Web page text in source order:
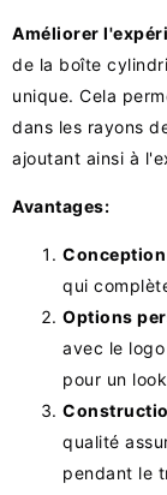
Améliorer
de la boîte
unique. Cela
dans les rayons
ajoutant ainsi à
Avantages:
qui
Options
avec le
pour un
qualité
pendant le